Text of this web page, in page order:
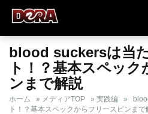
blood suckersは当
ト！？基本スペッ
ンまで解説
ホーム » メディアTOP » 実践編 »
ト！？基本スペックからフリースピンまで